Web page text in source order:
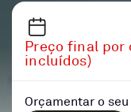
Preço final por
incluídos)
Orçamentar o